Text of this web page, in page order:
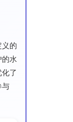
的
水
了
与